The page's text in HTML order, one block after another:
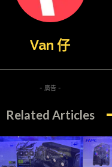
Van 仔
- 廣告 -
Related Articles